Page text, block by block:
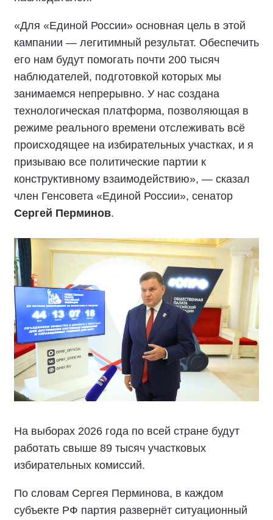
«Для «Единой России» основная цель в этой
кампании — легитимный результат. Обеспечить
его нам будут помогать почти 200 тысяч
наблюдателей, подготовкой которых мы
занимаемся непрерывно. У нас создана
технологическая платформа, позволяющая в
режиме реального времени отслеживать всё
происходящее на избирательных участках, и я
призываю все политические партии к
конструктивному взаимодействию», — сказал
член Генсовета «Единой России», сенатор
Сергей Перминов.
На выборах 2026 года по всей стране будут
работать свыше 89 тысяч участковых
избирательных комиссий.
По словам Сергея Перминова, в каждом
субъекте РФ партия развернёт ситуационный